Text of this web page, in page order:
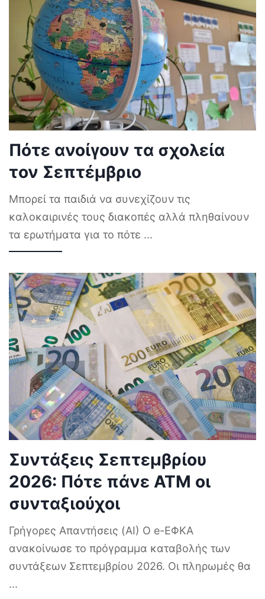
Πότε ανοίγουν τα σχολεία
τον Σεπτέμβριο
Μπορεί τα παιδιά να συνεχίζουν τις
καλοκαιρινές τους διακοπές αλλά πληθαίνουν
τα ερωτήματα για το πότε ...
Συντάξεις Σεπτεμβρίου
2026: Πότε πάνε ΑΤΜ οι
συνταξιούχοι
Γρήγορες Απαντήσεις (AI) Ο e-ΕΦΚΑ
ανακοίνωσε το πρόγραμμα καταβολής των
συντάξεων Σεπτεμβρίου 2026. Οι πληρωμές θα
...